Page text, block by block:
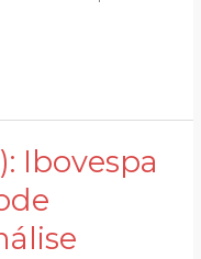
Ibovespa